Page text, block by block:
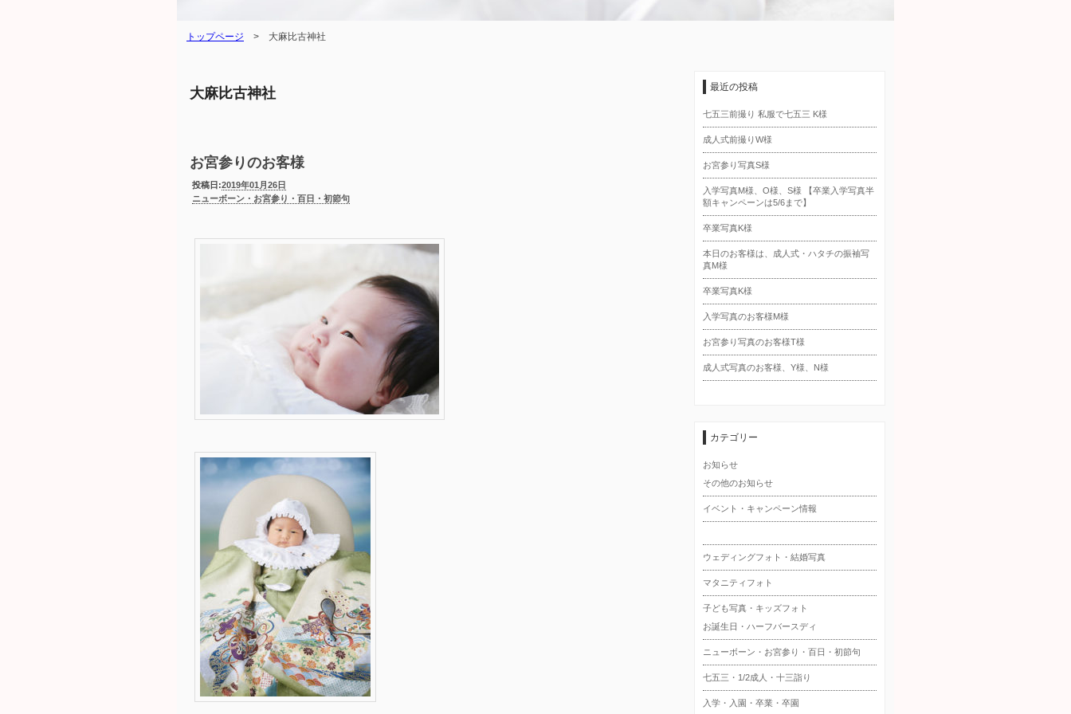
トップページ > 大麻比古神社
大麻比古神社
お宮参りのお客様
投稿日:2019年01月26日
ニューボーン・お宮参り・百日・初節句
最近の投稿
七五三前撮り 私服で七五三 K様
成人式前撮りW様
お宮参り写真S様
入学写真M様、O様、S様 【卒業入学写真半
額キャンペーンは5/6まで】
卒業写真K様
本日のお客様は、成人式・ハタチの振袖写
真M様
卒業写真K様
入学写真のお客様M様
お宮参り写真のお客様T様
成人式写真のお客様、Y様、N様
カテゴリー
お知らせ
その他のお知らせ
イベント・キャンペーン情報
ウェディングフォト・結婚写真
マタニティフォト
子ども写真・キッズフォト
お誕生日・ハーフバースディ
ニューボーン・お宮参り・百日・初節句
七五三・1/2成人・十三詣り
入学・入園・卒業・卒園